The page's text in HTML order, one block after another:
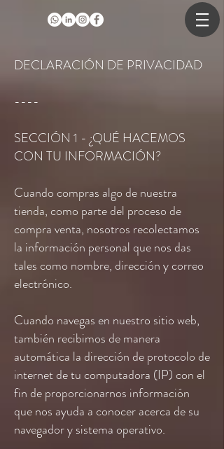
DECLARACIÓN DE PRIVACIDAD
----
SECCIÓN 1 - ¿QUÉ HACEMOS
CON TU INFORMACIÓN?
Cuando compras algo de nuestra
tienda, como parte del proceso de
compra venta, nosotros recolectamos
la información personal que nos das
tales como nombre, dirección y correo
electrónico.
Cuando navegas en nuestro sitio web,
también recibimos de manera
automática la dirección de protocolo de
internet de tu computadora (IP) con el
fin de proporcionarnos información
que nos ayuda a conocer acerca de su
navegador y sistema operativo.